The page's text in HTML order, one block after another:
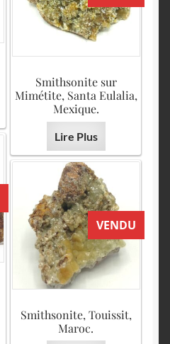
Smithsonite sur
Mimétite, Santa Eulalia,
Mexique.
Lire Plus
VENDU
Smithsonite, Touissit,
Maroc.